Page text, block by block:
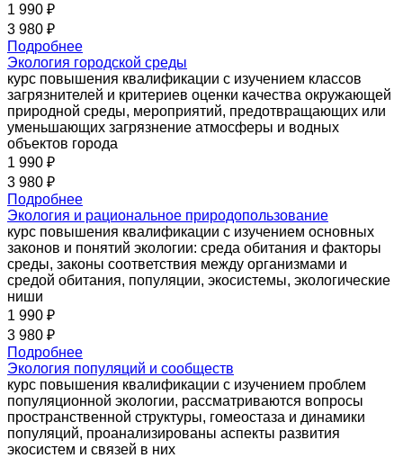
1 990 ₽
3 980 ₽
Подробнее
Экология городской среды
курс повышения квалификации с изучением классов
загрязнителей и критериев оценки качества окружающей
природной среды, мероприятий, предотвращающих или
уменьшающих загрязнение атмосферы и водных
объектов города
1 990 ₽
3 980 ₽
Подробнее
Экология и рациональное природопользование
курс повышения квалификации с изучением основных
законов и понятий экологии: среда обитания и факторы
среды, законы соответствия между организмами и
средой обитания, популяции, экосистемы, экологические
ниши
1 990 ₽
3 980 ₽
Подробнее
Экология популяций и сообществ
курс повышения квалификации с изучением проблем
популяционной экологии, рассматриваются вопросы
пространственной структуры, гомеостаза и динамики
популяций, проанализированы аспекты развития
экосистем и связей в них